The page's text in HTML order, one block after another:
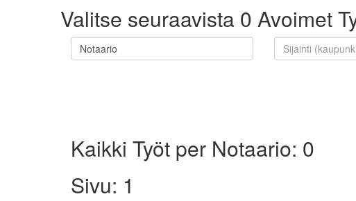
Valitse seuraavista 0 Avoimet
Kaikki Työt per Notaario: 0
Sivu: 1